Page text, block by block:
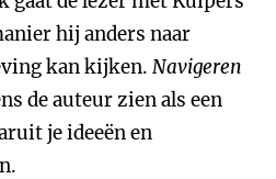
hij anders naar
kan kijken. Navigeren
de auteur zien als een
je ideeën en